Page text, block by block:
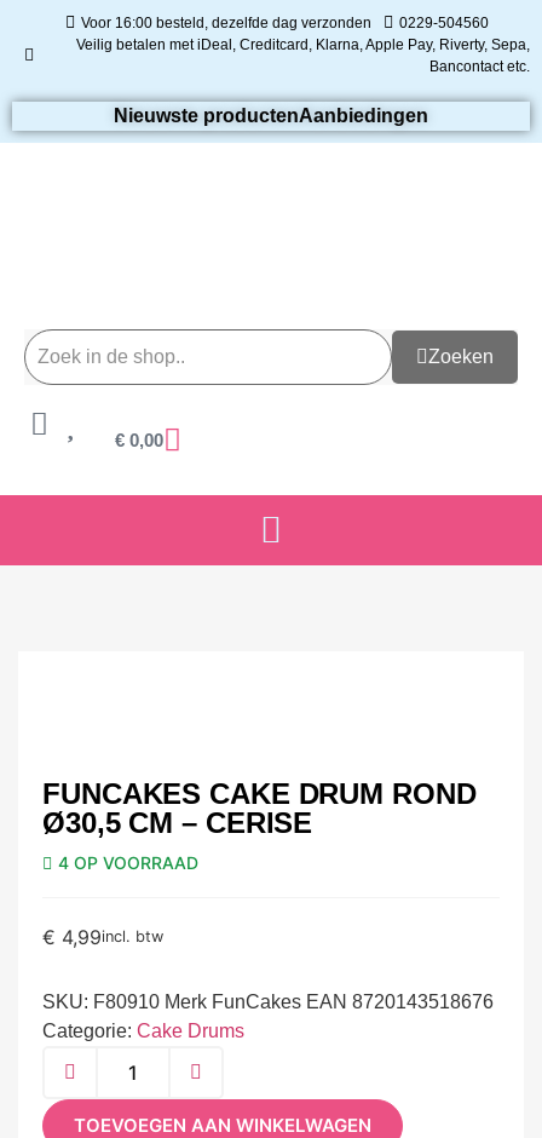
Voor 16:00 besteld, dezelfde dag verzonden
0229-504560
Veilig betalen met iDeal, Creditcard, Klarna, Apple Pay, Riverty, Sepa,
Bancontact etc.
Nieuwste productenAanbiedingen
Zoeken
€ 0,00
FUNCAKES CAKE DRUM ROND
Ø30,5 CM – CERISE
4 OP VOORRAAD
€ 4,99incl. btw
SKU: F80910 Merk FunCakes EAN 8720143518676
Categorie: Cake Drums
TOEVOEGEN AAN WINKELWAGEN